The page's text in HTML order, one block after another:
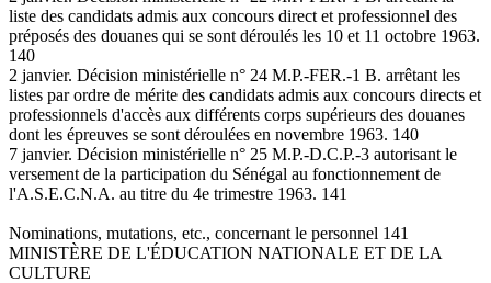
liste des candidats admis aux concours direct et professionnel des
préposés des douanes qui se sont déroulés les 10 et 11 octobre 1963.
140
2 janvier. Décision ministérielle n° 24 M.P.-FER.-1 B. arrêtant les
listes par ordre de mérite des candidats admis aux concours directs et
professionnels d'accès aux différents corps supérieurs des douanes
dont les épreuves se sont déroulées en novembre 1963. 140
7 janvier. Décision ministérielle n° 25 M.P.-D.C.P.-3 autorisant le
versement de la participation du Sénégal au fonctionnement de
l'A.S.E.C.N.A. au titre du 4e trimestre 1963. 141
Nominations, mutations, etc., concernant le personnel 141
MINISTÈRE DE L'ÉDUCATION NATIONALE ET DE LA
CULTURE